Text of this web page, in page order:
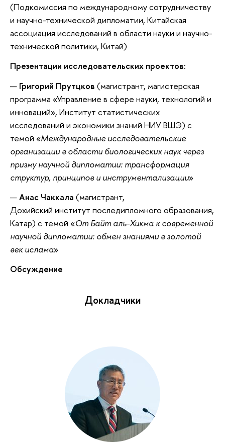
(Подкомиссия по международному сотрудничеству
и научно-технической дипломатии, Китайская
ассоциация исследований в области науки и научно-
технической политики, Китай)
Презентации исследовательских проектов:
Григорий Прутцков (магистрант, магистерская
программа «Управление в сфере науки, технологий и
инноваций», Институт статистических
исследований и экономики знаний НИУ ВШЭ) с
темой «Международные исследовательские
организации в области биологических наук через
призму научной дипломатии: трансформация
структур, принципов и инструментализации»
Анас Чаккала (магистрант,
Дохийский институт последипломного образования,
Катар) с темой «От Байт аль-Хикма к современной
научной дипломатии: обмен знаниями в золотой
век ислама»
Обсуждение
Докладчики